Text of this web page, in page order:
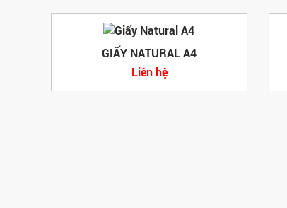
GIẤY NATURAL A4
Liên hệ